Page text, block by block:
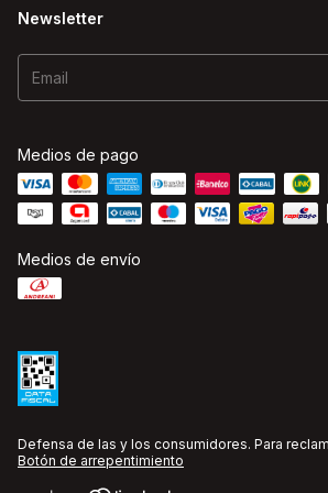
Newsletter
Medios de pago
Medios de envío
Defensa de las y los consumidores. Para
Botón de arrepentimiento